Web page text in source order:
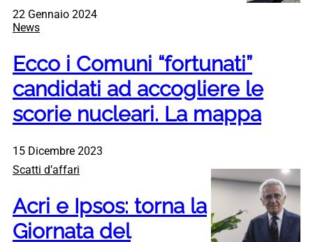
22 Gennaio 2024
News
Ecco i Comuni “fortunati”
candidati ad accogliere le
scorie nucleari. La mappa
15 Dicembre 2023
Scatti d’affari
Acri e Ipsos: torna la
Giornata del